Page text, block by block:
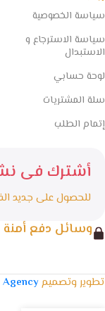
سياسة الخصوصية
سياسة الاسترجاع و
الاستبدال
لوحة حسابي
سلة المشتريات
إتمام الطلب
أشترك فى
للحصول على جديد
وسائل دفع أمنة
تطوير وتصميمAgency